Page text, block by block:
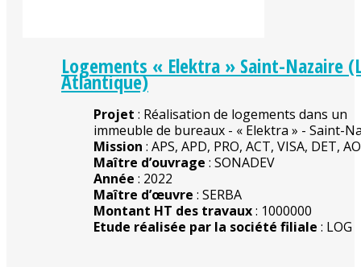
Logements « Elektra » Saint-Nazaire
Atlantique)
Projet : Réalisation de logements dans un
immeuble de bureaux - « Elektra » - Saint-
Mission : APS, APD, PRO, ACT, VISA, DET,
Maître d’ouvrage : SONADEV
Année : 2022
Maître d’œuvre : SERBA
Montant HT des travaux: 1000000
Etude réalisée par la société filiale : LOG